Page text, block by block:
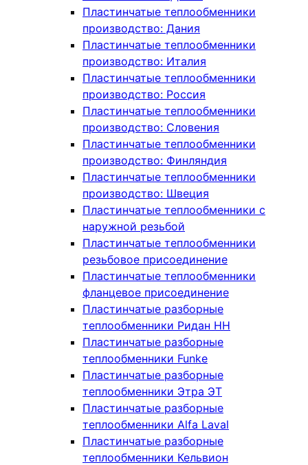
Пластинчатые теплообменники
производство: Дания
Пластинчатые теплообменники
производство: Италия
Пластинчатые теплообменники
производство: Россия
Пластинчатые теплообменники
производство: Словения
Пластинчатые теплообменники
производство: Финляндия
Пластинчатые теплообменники
производство: Швеция
Пластинчатые теплообменники с
наружной резьбой
Пластинчатые теплообменники
резьбовое присоединение
Пластинчатые теплообменники
фланцевое присоединение
Пластинчатые разборные
теплообменники Ридан НН
Пластинчатые разборные
теплообменники Funke
Пластинчатые разборные
теплообменники Этра ЭТ
Пластинчатые разборные
теплообменники Alfa Laval
Пластинчатые разборные
теплообменники Кельвион